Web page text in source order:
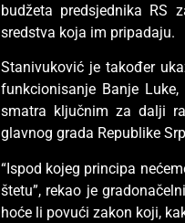
budžeta predsjednika
sredstva koja im pripadaju.
Stanivuković je također
funkcionisanje Banje
smatra ključnim za dalji
glavnog grada Republike
“Ispod kojeg principa
štetu”, rekao je
hoće li povući zakon koji,